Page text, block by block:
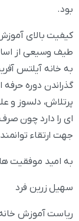
بود.
کیفیت بالای
طیف وسیعی از
به خانه آیلتس
گذراندن دوره
پرتلاش، دلسوز و
ای را دارد چون
جهت ارتقاء
به امید موفقیت
سهیل زرین فرد
ریاست آموزش